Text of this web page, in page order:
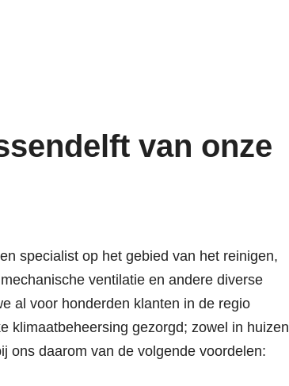
van onze
specialist op het gebied van het reinigen,
ventilatie en andere diverse
al voor honderden klanten in de regio
klimaatbeheersing gezorgd; zowel in huizen
ons daarom van de volgende voordelen: